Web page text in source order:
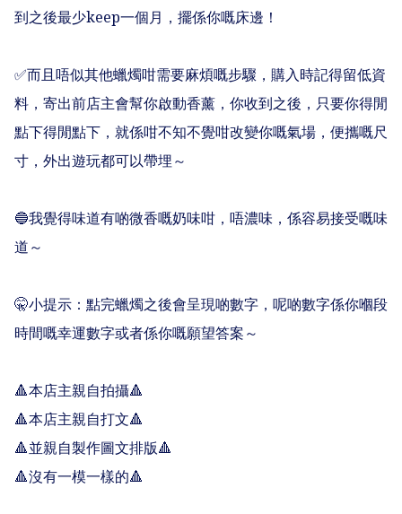
到之後最少keep一個月，擺係你嘅床邊！
✅而且唔似其他蠟燭咁需要麻煩嘅步驟，購入時記得留低資
料，寄出前店主會幫你啟動香薰，你收到之後，只要你得閒
點下得閒點下，就係咁不知不覺咁改變你嘅氣場，便攜嘅尺
寸，外出遊玩都可以帶埋～
🔵我覺得味道有啲微香嘅奶味咁，唔濃味，係容易接受嘅味
道～
🤫小提示：點完蠟燭之後會呈現啲數字，呢啲數字係你嗰段
時間嘅幸運數字或者係你嘅願望答案～
🔺本店主親自拍攝🔺
🔺本店主親自打文🔺
🔺並親自製作圖文排版🔺
🔺沒有一模一樣的🔺